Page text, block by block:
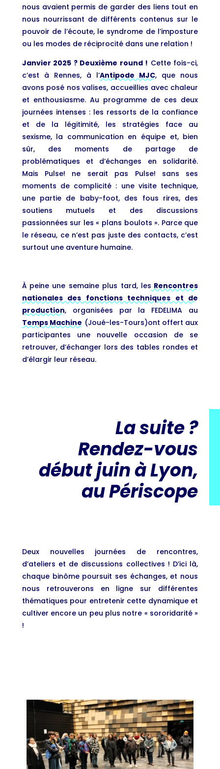
nous avaient permis de garder des liens tout en
nous nourrissant de différents contenus sur le
pouvoir de l’écoute, le syndrome de l’imposture
ou les modes de réciprocité dans une relation !
Janvier 2025 ? Deuxième round ! Cette fois-ci,
c’est à Rennes, à l’Antipode MJC, que nous
avons posé nos valises, accueillies avec chaleur
et enthousiasme. Au programme de ces deux
journées intenses : les ressorts de la confiance
et de la légitimité, les stratégies face au
sexisme, la communication en équipe et, bien
sûr, des moments de partage de
problématiques et d’échanges en solidarité.
Mais Pulse! ne serait pas Pulse! sans ses
moments de complicité : une visite technique,
une partie de baby-foot, des fous rires, des
soutiens mutuels et des discussions
passionnées sur les « plans boulots ». Parce que
le réseau, ce n’est pas juste des contacts, c’est
surtout une aventure humaine.
À peine une semaine plus tard, les Rencontres
nationales des fonctions techniques et de
production, organisées par la FEDELIMA au
Temps Machine (Joué-les-Tours)ont offert aux
participantes une nouvelle occasion de se
retrouver, d’échanger lors des tables rondes et
d’élargir leur réseau.
La suite ?
Rendez-vous
début juin à Lyon,
au Périscope
Deux nouvelles journées de rencontres,
d’ateliers et de discussions collectives ! D’ici là,
chaque binôme poursuit ses échanges, et nous
nous retrouverons en ligne sur différentes
thématiques pour entretenir cette dynamique et
cultiver encore un peu plus notre « sororidarité »
!